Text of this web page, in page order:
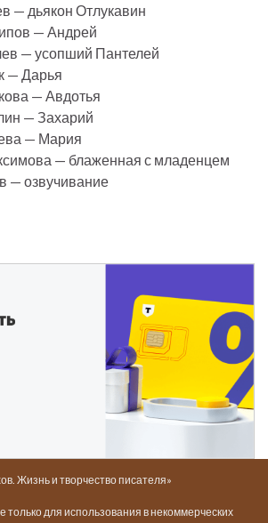
— дьякон Отлукавин
— Андрей
— усопший Пантелей
— Дарья
— Авдотья
— Захарий
— Мария
— блаженная с младенцем
— озвучивание
Жизнь и творчество писателя»
только для использования в некоммерческих